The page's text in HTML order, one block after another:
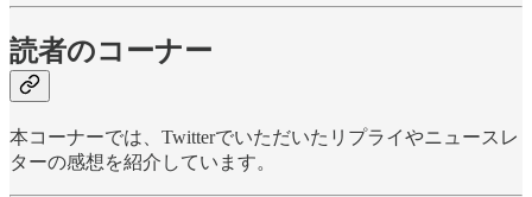
読者のコーナー
本コーナーでは、Twitterでいただいたリプライやニュースレ
ターの感想を紹介しています。